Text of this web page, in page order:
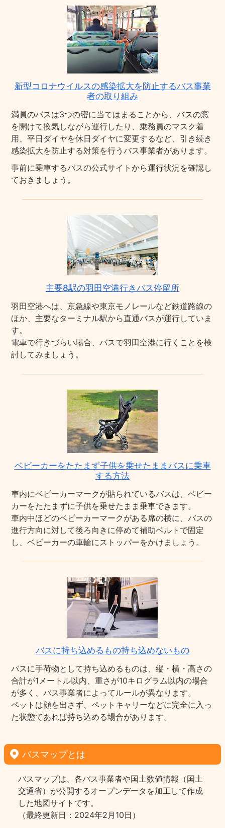
新型コロナウイルスの感染拡大を防止するバス事業
者の取り組み
満員のバスは3つの密に当てはまることから、バスの窓
を開けて換気しながら運行したり、乗務員のマスク着
用、平日ダイヤを休日ダイヤに変更するなど、引き続き
感染拡大を防止する対策を行うバス事業者があります。
事前に乗車するバスの公式サイトから運行状況を確認し
ておきましょう。
主要8駅の羽田空港行きバス停留所
羽田空港へは、京急線や東京モノレールなど鉄道路線の
ほか、主要なターミナル駅から直通バスが運行していま
す。
電車で行きづらい場合、バスで羽田空港に行くことを検
討してみましょう。
ベビーカーをたたまず子供を乗せたままバスに乗車
する方法
車内にベビーカーマークが貼られているバスは、ベビー
カーをたたまずに子供を乗せたまま乗車できます。
車内中ほどのベビーカーマークがある席の横に、バスの
進行方向に対して後ろ向きに停めて補助ベルトで固定
し、ベビーカーの車輪にストッパーをかけましょう。
バスに持ち込めるもの持ち込めないもの
バスに手荷物として持ち込めるものは、縦・横・高さの
合計が1メートル以内、重さが10キログラム以内の場合
が多く、バス事業者によってルールが異なります。
ペットは顔を出さず、ペットキャリーなどに完全に入っ
た状態であれば持ち込める場合があります。
バスマップとは
バスマップは、各バス事業者や国土数値情報（国土
交通省）が公開するオープンデータを加工して作成
した地図サイトです。
（最終更新日：2024年2月10日）